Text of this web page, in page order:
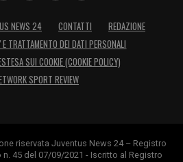
NEWS 24 CONTATTI
REDAZIONE
TRATTAMENTO DEI DATI PERSONALI
SUI COOKIE (COOKIE POLICY)
SPORT REVIEW
riservata Juventus News 24 – Registro
n. 45 del 07/09/2021 - Iscritto al Registro